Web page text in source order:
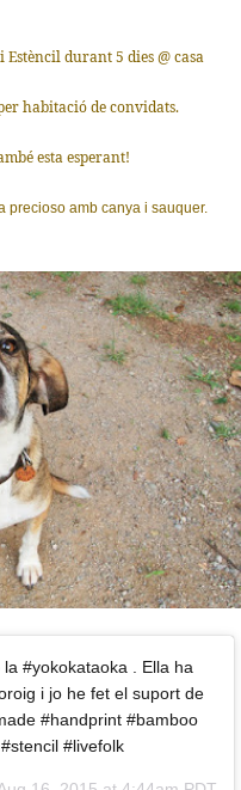
durant 5 dies @ casa
habitació de convidats.
esta esperant!
precioso amb canya i sauquer.
#yokokataoka . Ella ha
i jo he fet el suport de
#handprint #bamboo
#livefolk